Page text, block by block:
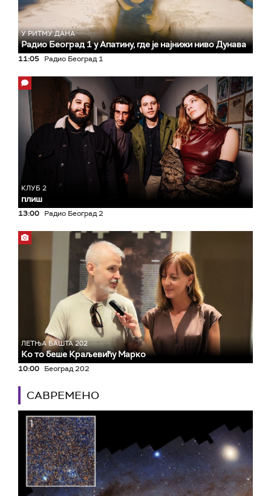
У РИТМУ ДАНА
Радио Београд 1 у Апатину, где је најнижи ниво Дунава
11:05 Радио Београд 1
КЛУБ 2
плиш
13:00 Радио Београд 2
ЛЕТЊА БАШТА 202
Ко то беше Краљевићу Марко
10:00 Београд 202
САВРЕМЕНО